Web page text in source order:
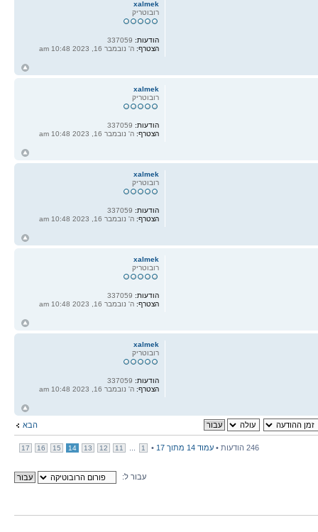
xalmek
רובוטריק
הודעות:
הצטרף: ה' נובמבר 16, 2023 10:48 am
xalmek
רובוטריק
הודעות:337059
הצטרף:ה' נובמבר 16, 2023 10:48 am
xalmek
רובוטריק
הודעות:
הצטרף: ה' נובמבר 16, 2023 10:48 am
xalmek
רובוטריק
הודעות:337059
הצטרף:ה' נובמבר 16, 2023 10:48 am
xalmek
רובוטריק
הודעות:
הצטרף: ה' נובמבר 16, 2023 10:48 am
הבא
246 הודעות • עמוד 14 מתוך 17
•
1
11
12
13
14
15
16
17
עבור ל: